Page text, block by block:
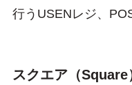
行うUSENレジ、
スクエア（Square